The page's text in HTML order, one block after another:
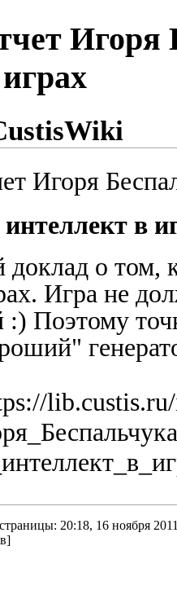
Игоря
Игоря
в
о том,
Игра не
:) Поэтому
20:18, 16 ноября